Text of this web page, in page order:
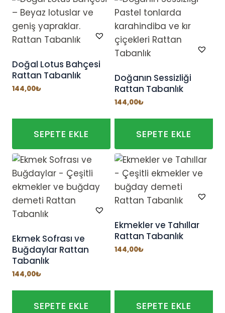
ürünün
birden
fazla
var.
Seçenekler
ürün
seçilebilir
Doğal Lotus Bahçesi
Rattan Tabanlık
144,00₺
SEPETE EKLE
Doğanın Sessizliği
Rattan Tabanlık
144,00₺
SEPETE EKLE
Ekmek Sofrası ve
Buğdaylar Rattan
Tabanlık
144,00₺
SEPETE EKLE
Ekmekler ve Tahıllar
Rattan Tabanlık
144,00₺
SEPETE EKLE